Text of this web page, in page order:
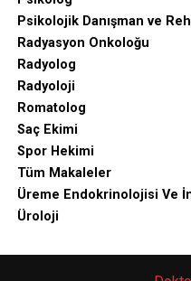
Psikolojik Danışman ve
Radyasyon Onkoloğu
Radyolog
Radyoloji
Romatolog
Saç Ekimi
Spor Hekimi
Tüm Makaleler
Üreme Endokrinolojisi Ve
Üroloji